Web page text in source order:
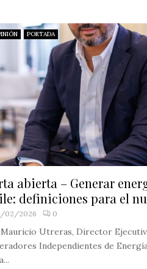
PORTADA
abierta – Generar
definiciones para el
02/2026 0
Utreras, Director
Independientes de